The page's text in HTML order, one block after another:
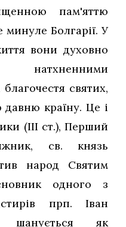
пам'яттю
минуле Болгарії. У
вони духовно
натхненними
святих,
країну. Це і
(III ст.), Перший
св. князь
народ Святим
одного з
прп. Іван
шанується як